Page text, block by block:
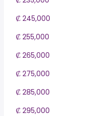
₡ 245,000
₡ 255,000
₡ 265,000
₡ 275,000
₡ 285,000
₡ 295,000